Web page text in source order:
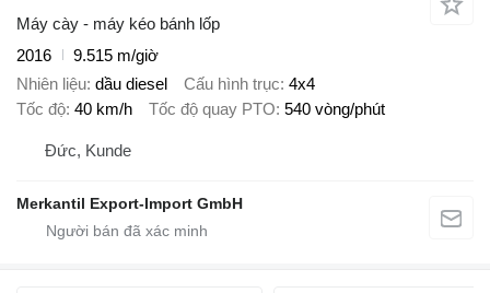
Máy cày - máy kéo bánh lốp
2016
9.515 m/giờ
Nhiên liệu dầu diesel Cấu hình trục 4x4
Tốc độ 40 km/h Tốc độ quay PTO 540 vòng/phút
Đức, Kunde
Merkantil Export-Import GmbH